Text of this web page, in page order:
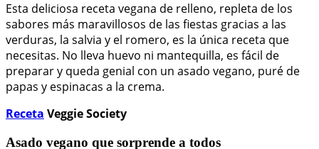
Esta deliciosa receta vegana de relleno, repleta de los
sabores más maravillosos de las fiestas gracias a las
verduras, la salvia y el romero, es la única receta que
necesitas. No lleva huevo ni mantequilla, es fácil de
preparar y queda genial con un asado vegano, puré de
papas y espinacas a la crema.
Receta Veggie Society
Asado vegano que sorprende a todos